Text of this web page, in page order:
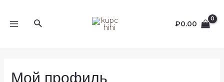
содержимомуПоиск ₽0.00
Мой профиль